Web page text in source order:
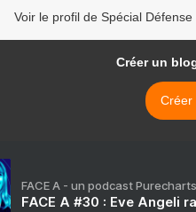
Voir le profil de Spécial
Créer un
Créer
FACE A - un podcast Purecharts
FACE A #30 : Eve Angeli